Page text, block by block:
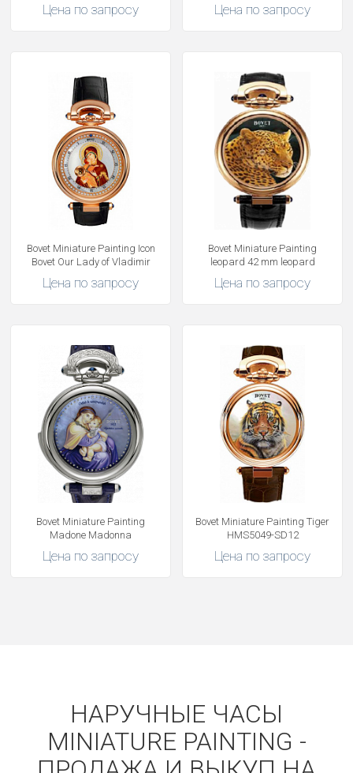
Цена по запросу Цена по запросу
Bovet Miniature Painting Icon
Bovet Our Lady of Vladimir
Цена по запросу
Bovet Miniature Painting
leopard 42 mm leopard
Цена по запросу
Bovet Miniature Painting
Madone Madonna
Цена по запросу
Bovet Miniature Painting Tiger
HMS5049-SD12
Цена по запросу
НАРУЧНЫЕ ЧАСЫ
MINIATURE PAINTING -